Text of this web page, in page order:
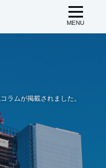
ラムが掲載されました。